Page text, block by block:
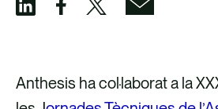
m
p
m
p
m
p
m
p
Anthesis ha col·laborat a la